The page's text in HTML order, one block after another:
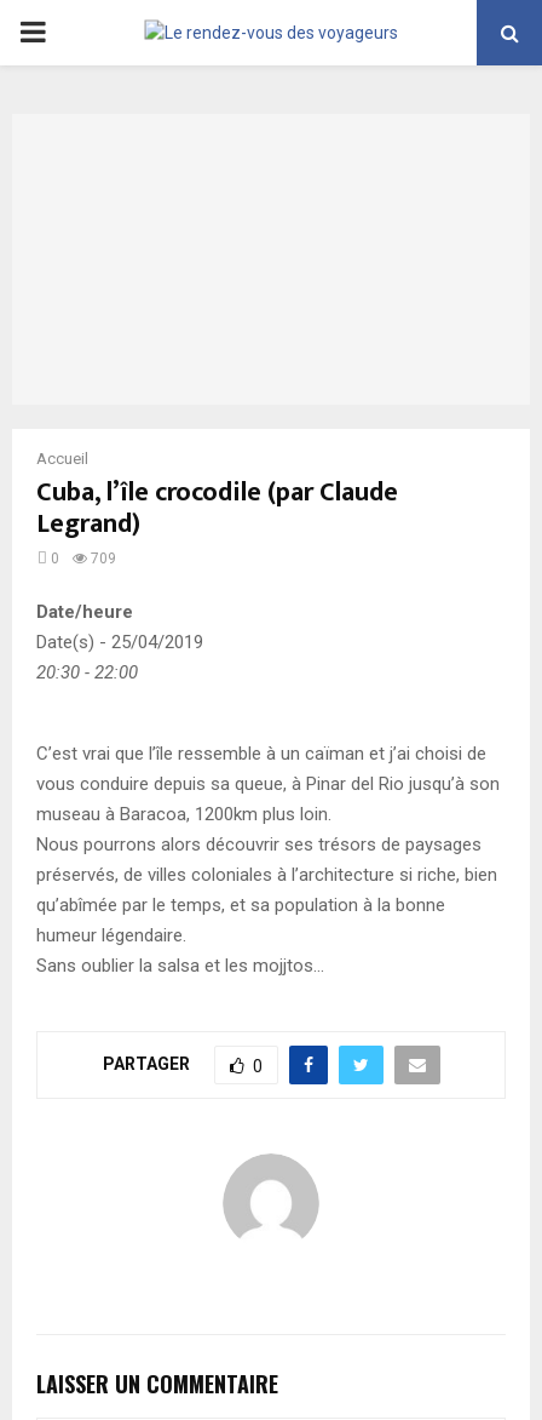
PRIMARY
Accueil
Cuba, l’île crocodile (par Claude
Legrand)
0 709
Date/heure
Date(s) - 25/04/2019
20:30 - 22:00
C’est vrai que l’île ressemble à un caïman et j’ai choisi de
vous conduire depuis sa queue, à Pinar del Rio jusqu’à son
museau à Baracoa, 1200km plus loin.
Nous pourrons alors découvrir ses trésors de paysages
préservés, de villes coloniales à l’architecture si riche, bien
qu’abîmée par le temps, et sa population à la bonne
humeur légendaire.
Sans oublier la salsa et les mojjtos…
PARTAGER 0
LAISSER UN COMMENTAIRE